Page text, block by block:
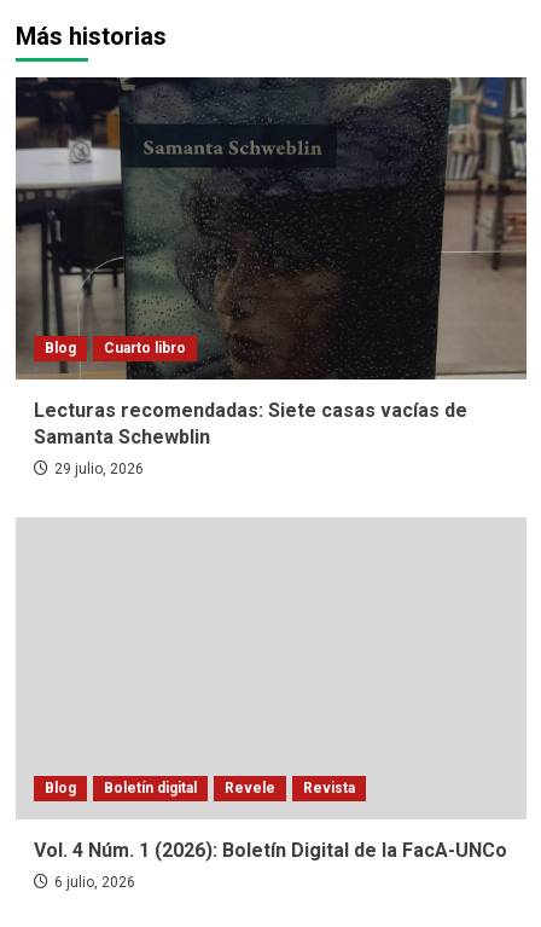
Más historias
Blog Cuarto libro
Lecturas recomendadas: Siete casas vacías de
Samanta Schewblin
29 julio, 2026
Blog Boletín digital Revele Revista
Vol. 4 Núm. 1 (2026): Boletín Digital de la FacA-UNCo
6 julio, 2026